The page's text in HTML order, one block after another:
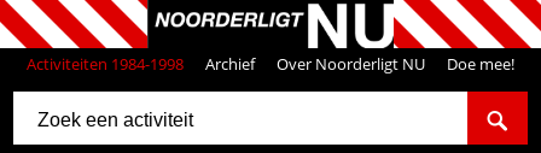
Activiteiten 1984-1998 Archief Over Noorderligt NU Doe mee!